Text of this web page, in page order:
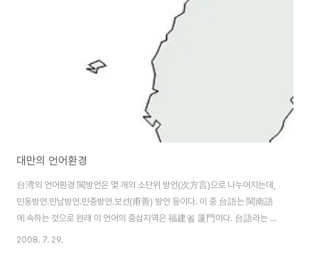
대만의 언어환경
台湾의 언어환경 閩방언은 몇 개의 소단위 방언(次方言)으로 나누어지는데,
민동방언․민남방언․민중방언․보선(甫善) 방언 등이다. 이 중 台語는 閩南語
에 속하는 것으로 원래 이 언어의 중심지역은 福建省 厦門이다. 台語라는 명
칭은 원래는 없었는데 어느 방언이나 그렇듯 경제 문화적인 중심지로 부각되면
2008. 7. 29.